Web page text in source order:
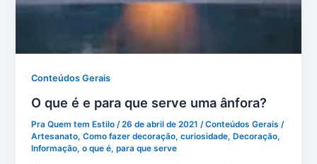
Conteúdos Gerais
O que é e para que serve uma ânfora?
Pra Quem tem Estilo /26 de abril de 2021 /Conteúdos Gerais /
Artesanato,Como fazer decoração,curiosidade,Decoração,
Informação,o que é,para que serve